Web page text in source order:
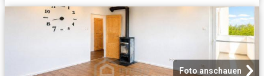
Foto anschauen